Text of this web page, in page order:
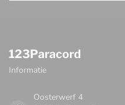
123Paracord
Informatie
Oosterwerf 4